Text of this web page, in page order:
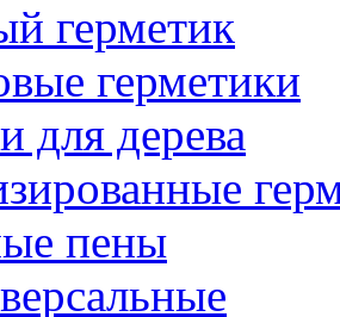
герметик
герметики
для дерева
пены